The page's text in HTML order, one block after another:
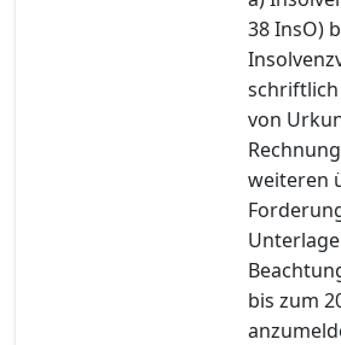
38 InsO)
von
weiteren
bis zum